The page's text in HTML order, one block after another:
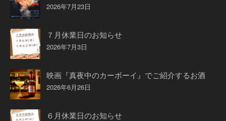
2026年7月23日
７月休業日のお知らせ
2026年7月3日
映画『真夜中のカーボーイ』でご紹介するお酒
2026年6月26日
６月休業日のお知らせ